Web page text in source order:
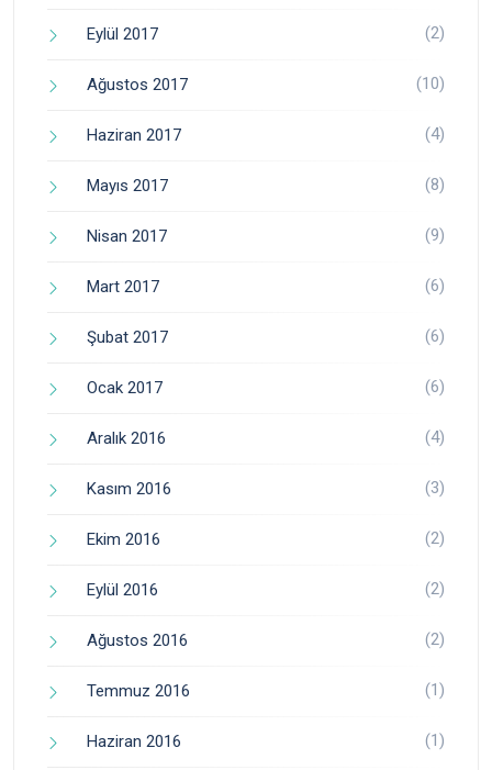
Eylül 2017 (2)
Ağustos 2017 (10)
Haziran 2017 (4)
Mayıs 2017 (8)
Nisan 2017 (9)
Mart 2017 (6)
Şubat 2017 (6)
Ocak 2017 (6)
Aralık 2016 (4)
Kasım 2016 (3)
Ekim 2016 (2)
Eylül 2016 (2)
Ağustos 2016 (2)
Temmuz 2016 (1)
Haziran 2016 (1)